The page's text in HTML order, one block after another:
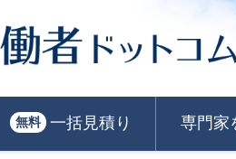
無料 一括見積り 専門家